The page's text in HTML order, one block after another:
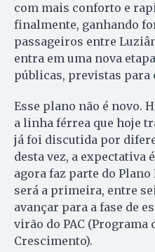
com mais conforto e
finalmente, ganhando
passageiros entre
entra em uma nova
públicas, previstas para
Esse plano não é novo.
a linha férrea que hoje
já foi discutida por
desta vez, a
agora faz parte do
será a primeira, entre
avançar para a fase de
virão do PAC (Programa
Crescimento).